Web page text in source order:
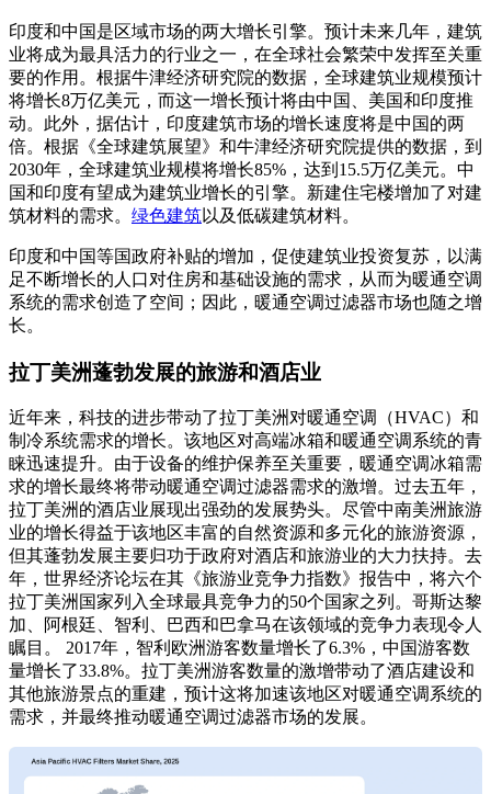
印度和中国是区域市场的两大增长引擎。预计未来几年，建筑
业将成为最具活力的行业之一，在全球社会繁荣中发挥至关重
要的作用。根据牛津经济研究院的数据，全球建筑业规模预计
将增长8万亿美元，而这一增长预计将由中国、美国和印度推
动。此外，据估计，印度建筑市场的增长速度将是中国的两
倍。根据《全球建筑展望》和牛津经济研究院提供的数据，到
2030年，全球建筑业规模将增长85%，达到15.5万亿美元。中
国和印度有望成为建筑业增长的引擎。新建住宅楼增加了对建
筑材料的需求。 绿色建筑以及低碳建筑材料。
印度和中国等国政府补贴的增加，促使建筑业投资复苏，以满
足不断增长的人口对住房和基础设施的需求，从而为暖通空调
系统的需求创造了空间；因此，暖通空调过滤器市场也随之增
长。
拉丁美洲蓬勃发展的旅游和酒店业
近年来，科技的进步带动了拉丁美洲对暖通空调（HVAC）和
制冷系统需求的增长。该地区对高端冰箱和暖通空调系统的青
睐迅速提升。由于设备的维护保养至关重要，暖通空调冰箱需
求的增长最终将带动暖通空调过滤器需求的激增。过去五年，
拉丁美洲的酒店业展现出强劲的发展势头。尽管中南美洲旅游
业的增长得益于该地区丰富的自然资源和多元化的旅游资源，
但其蓬勃发展主要归功于政府对酒店和旅游业的大力扶持。去
年，世界经济论坛在其《旅游业竞争力指数》报告中，将六个
拉丁美洲国家列入全球最具竞争力的50个国家之列。哥斯达黎
加、阿根廷、智利、巴西和巴拿马在该领域的竞争力表现令人
瞩目。 2017年，智利欧洲游客数量增长了6.3%，中国游客数
量增长了33.8%。拉丁美洲游客数量的激增带动了酒店建设和
其他旅游景点的重建，预计这将加速该地区对暖通空调系统的
需求，并最终推动暖通空调过滤器市场的发展。